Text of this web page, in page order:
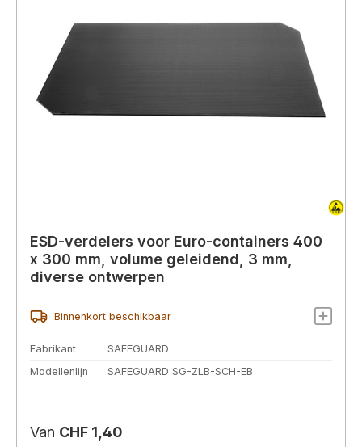
ESD-verdelers voor Euro-containers 400
x 300 mm, volume geleidend, 3 mm,
diverse ontwerpen
Binnenkort beschikbaar
Fabrikant
SAFEGUARD
Modellenlijn
SAFEGUARD SG-ZLB-SCH-EB
Normale prijs:
Van CHF 1,40